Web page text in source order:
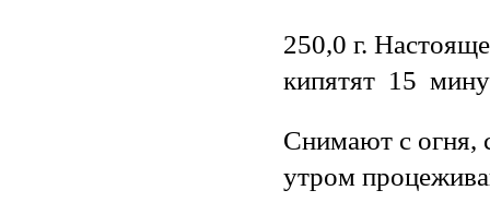
250,0 г.
кипятят 15
Снимают с огня,
утром